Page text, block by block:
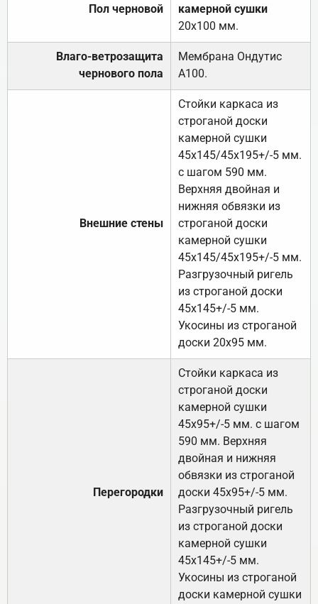
Пол черновой
камерной сушки
20х100 мм.
Влаго-ветрозащита
чернового пола
Мембрана Ондутис
А100.
Внешние стены
Стойки каркаса из
строганой доски
камерной сушки
45х145/45х195+/-5 мм.
с шагом 590 мм.
Верхняя двойная и
нижняя обвязки из
строганой доски
камерной сушки
45х145/45х195+/-5 мм.
Разгрузочный ригель
из строганой доски
45х145+/-5 мм.
Укосины из строганой
доски 20х95 мм.
Перегородки
Стойки каркаса из
строганой доски
камерной сушки
45х95+/-5 мм. с шагом
590 мм. Верхняя
двойная и нижняя
обвязки из строганой
доски 45х95+/-5 мм.
Разгрузочный ригель
из строганой доски
камерной сушки
45х145+/-5 мм.
Укосины из строганой
доски камерной сушки